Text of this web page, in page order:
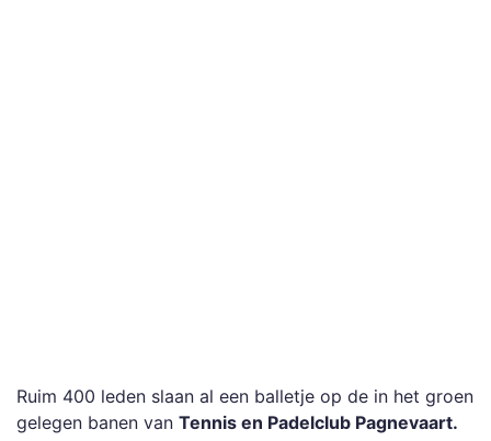
Ruim 400 leden slaan al een balletje op de in het groen
gelegen banen van Tennis en Padelclub Pagnevaart.